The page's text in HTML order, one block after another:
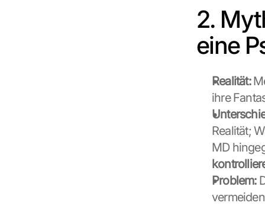
2.
eine
Realität:
ihre
Realität;
MD
Problem:
e
d
G
o
o
g
l
e
M
a
p
s